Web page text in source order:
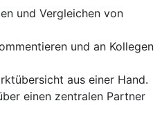
und Vergleichen von
und an Kollegen
aus einer Hand.
einen zentralen Partner